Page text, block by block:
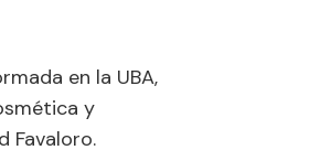
en la UBA,
y
Favaloro.